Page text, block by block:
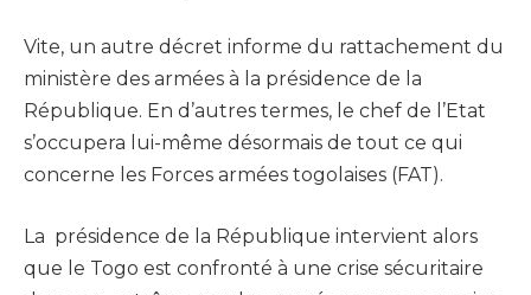
Vite, un autre décret informe du rattachement du
ministère des armées à la présidence de la
République. En d’autres termes, le chef de l’Etat
s’occupera lui-même désormais de tout ce qui
concerne les Forces armées togolaises (FAT).
La présidence de la République intervient alors
que le Togo est confronté à une crise sécuritaire